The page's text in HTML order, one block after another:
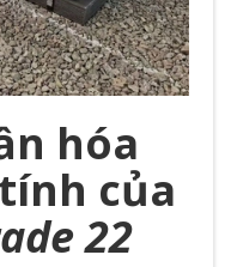
hóa
của
22